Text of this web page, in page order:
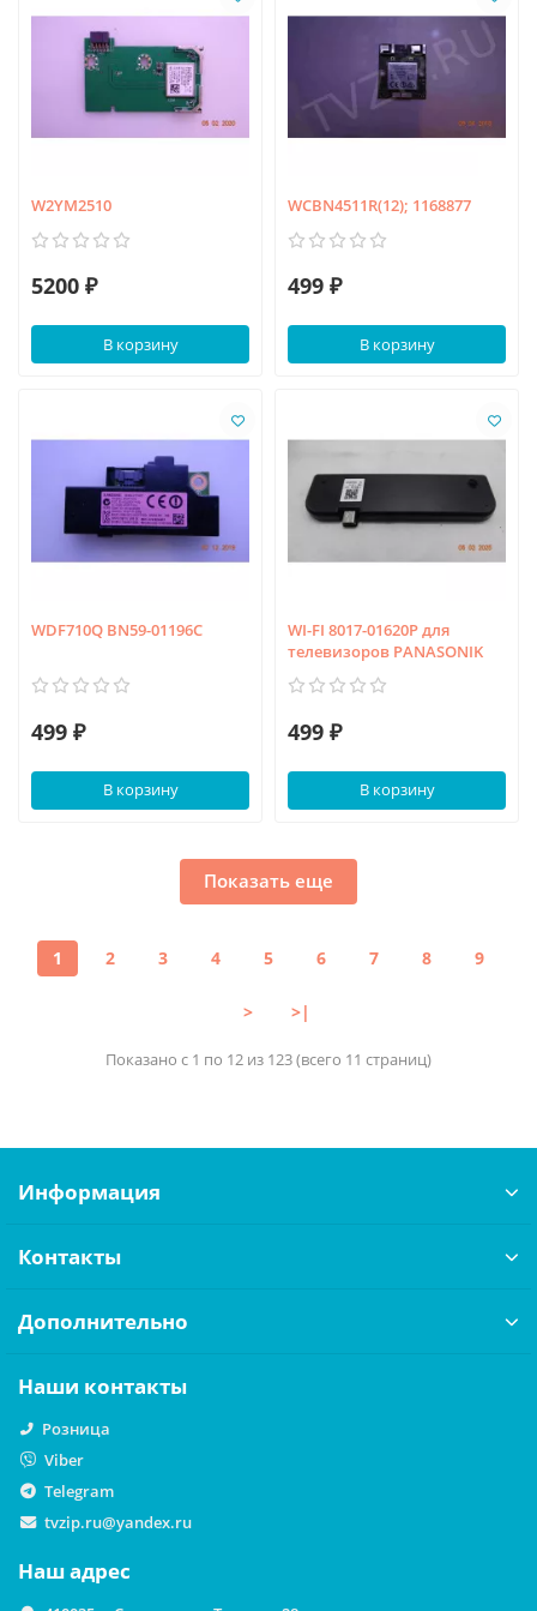
W2YM2510
5200 ₽
В корзину
WCBN4511R(12); 1168877
499 ₽
В корзину
WDF710Q BN59-01196C
499 ₽
В корзину
WI-FI 8017-01620P для
телевизоров PANASONIK
499 ₽
В корзину
Показать еще
1 2 3 4 5 6 7 8 9
> >|
Показано с 1 по 12 из 123 (всего 11 страниц)
Информация
Контакты
Дополнительно
Наши контакты
Розница
Viber
Telegram
tvzip.ru@yandex.ru
Наш адрес